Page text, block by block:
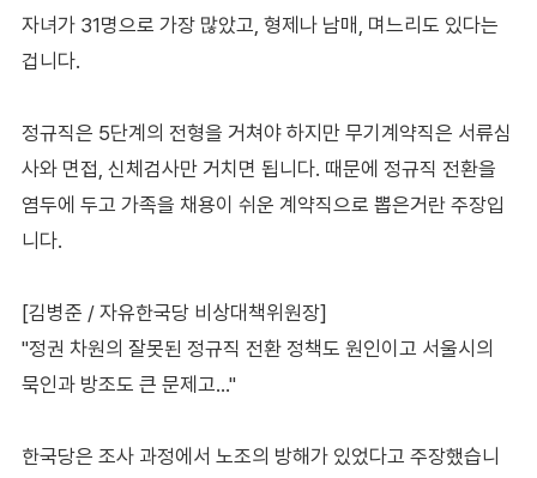
자녀가 31명으로 가장 많았고, 형제나 남매, 며느리도 있다는
겁니다.
정규직은 5단계의 전형을 거쳐야 하지만 무기계약직은 서류심
사와 면접, 신체검사만 거치면 됩니다. 때문에 정규직 전환을
염두에 두고 가족을 채용이 쉬운 계약직으로 뽑은거란 주장입
니다.
[김병준 / 자유한국당 비상대책위원장]
"정권 차원의 잘못된 정규직 전환 정책도 원인이고 서울시의
묵인과 방조도 큰 문제고…"
한국당은 조사 과정에서 노조의 방해가 있었다고 주장했습니